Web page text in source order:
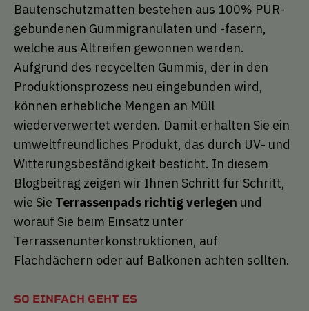
Bautenschutzmatten bestehen aus 100% PUR-
gebundenen Gummigranulaten und -fasern,
welche aus Altreifen gewonnen werden.
Aufgrund des recycelten Gummis, der in den
Produktionsprozess neu eingebunden wird,
können erhebliche Mengen an Müll
wiederverwertet werden. Damit erhalten Sie ein
umweltfreundliches Produkt, das durch UV- und
Witterungsbeständigkeit besticht. In diesem
Blogbeitrag zeigen wir Ihnen Schritt für Schritt,
wie Sie Terrassenpads richtig verlegen und
worauf Sie beim Einsatz unter
Terrassenunterkonstruktionen, auf
Flachdächern oder auf Balkonen achten sollten.
SO EINFACH GEHT ES